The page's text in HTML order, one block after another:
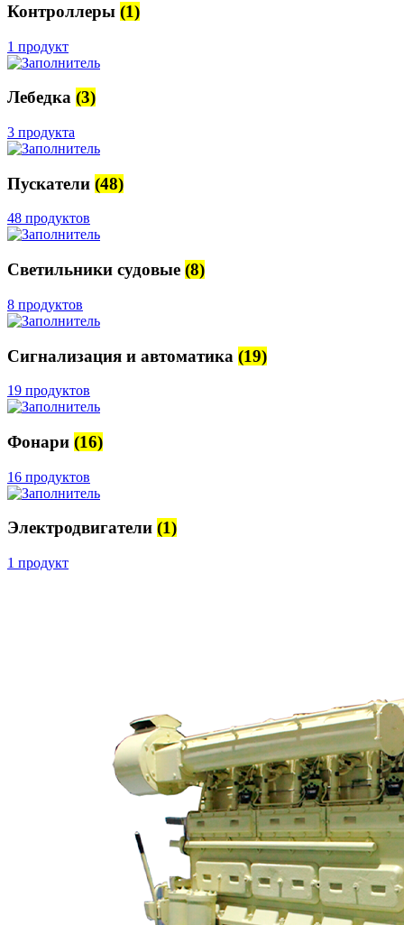
Контроллеры (1)
1 продукт
Лебедка (3)
3 продукта
Пускатели (48)
48 продуктов
Светильники судовые (8)
8 продуктов
Сигнализация и автоматика (19)
19 продуктов
Фонари (16)
16 продуктов
Электродвигатели (1)
1 продукт